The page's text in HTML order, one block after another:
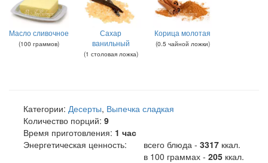
Масло сливочное
(100 граммов)
Сахар
ванильный
(1 столовая ложка)
Корица молотая
(0.5 чайной ложки)
Категории: Десерты, Выпечка сладкая
Количество порций: 9
Время приготовления: 1 час
Энергетическая ценность:
всего блюда - 3317 ккал.
в 100 граммах - 205 ккал.